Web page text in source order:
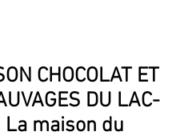
CHOCOLAT ET
DU LAC-
La maison du